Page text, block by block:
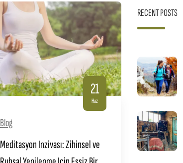
21
Haz
Blog
Meditasyon Inzivası: Zihinsel ve
RECENT POSTS